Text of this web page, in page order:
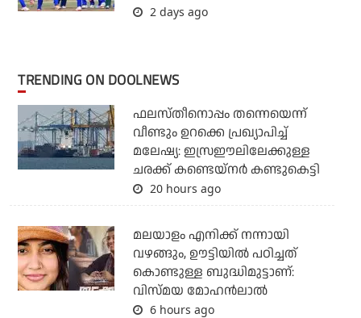
2 days ago
TRENDING ON DOOLNEWS
ഫലസ്തീനൊപ്പം തന്നെയെന്ന്
വീണ്ടും ഉറക്കെ പ്രഖ്യാപിച്ച്
മലേഷ്യ: ഇസ്രഈലിലേക്കുള്ള
ചരക്ക് കണ്ടെയ്‌നര്‍ കണ്ടുകെട്ടി
20 hours ago
മലയാളം എനിക്ക് നന്നായി
വഴങ്ങും, ഊട്ടിയില്‍ പഠിച്ചത്
കൊണ്ടുള്ള ബുദ്ധിമുട്ടാണ്:
വിസ്മയ മോഹന്‍ലാല്‍
6 hours ago